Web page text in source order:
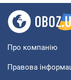
Про компанію
Правова